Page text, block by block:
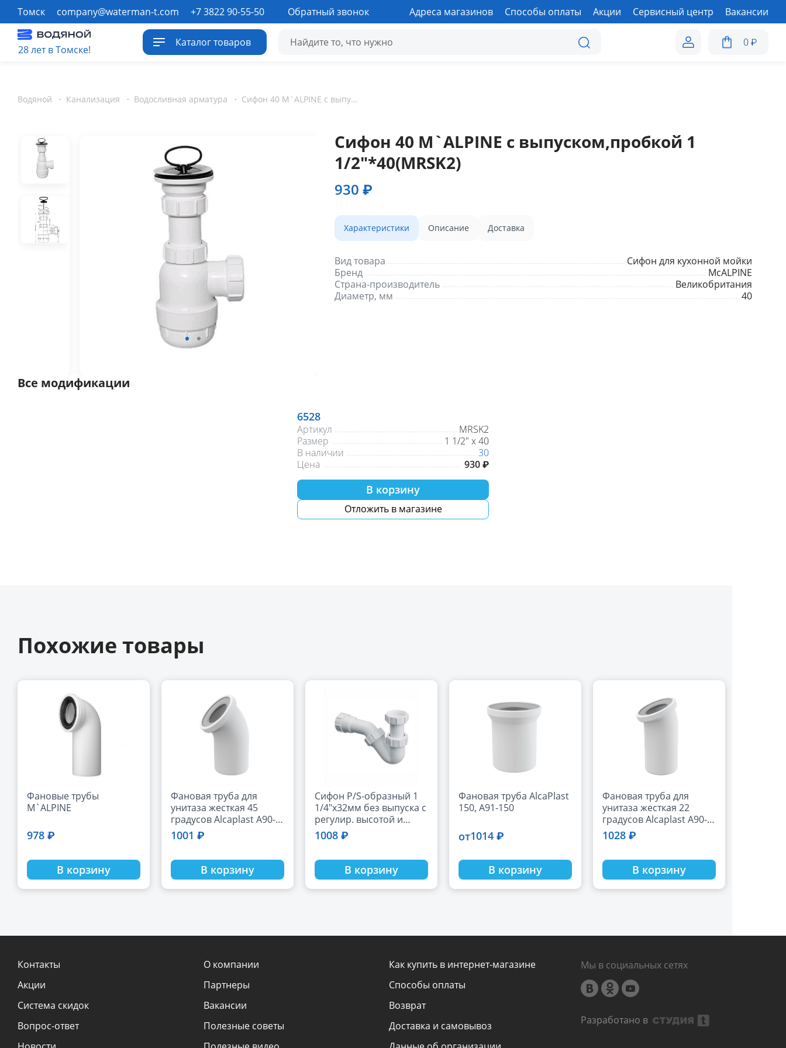
Томск company@waterman-t.com +7 3822 90-55-50 Обратный звонок Адреса магазинов Способы оплаты Акции Сервисный центр Вакансии
28 лет в Томске!
Каталог товаров 0₽
Водяной · Канализация · Водосливная арматура · Сифон 40 M`ALPINE с выпуском,пробкой 1 1/2"*40(MRSK2)
Сифон 40 M`ALPINE с выпуском,пробкой 1
1/2"*40(MRSK2)
930 ₽
Характеристики Описание Доставка
Вид товара
Сифон для кухонной мойки
Бренд
McALPINE
Страна-производитель
Великобритания
Диаметр, мм
40
Все модификации
6528
Артикул
MRSK2
Размер
1 1/2" х 40
В наличии
30
Цена
930 ₽
В корзину
Отложить в магазине
Похожие товары
Фановые трубы
M`ALPINE
978 ₽
В корзину
Фановая труба для
унитаза жесткая 45
градусов Alcaplast A90-
45
1001 ₽
В корзину
Сифон Р/S-образный 1
1/4"х32мм без выпуска с
регулир. высотой и
углом выхода; выход на
32мм MRBD2
1008 ₽
В корзину
Фановая труба AlcaPlast
150, A91-150
от1014 ₽
В корзину
Фановая труба для
унитаза жесткая 22
градусов Alcaplast A90-
22
1028 ₽
В корзину
Контакты
Акции
Система скидок
Вопрос-ответ
О компании
Партнеры
Вакансии
Полезные советы
Как купить в интернет-магазине
Способы оплаты
Возврат
Доставка и самовывоз
Мы в социальных сетях
Разработано в